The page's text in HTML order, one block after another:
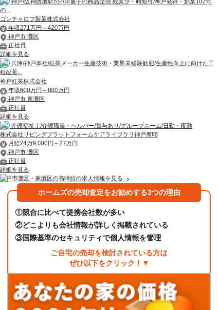
神戸/阪神西灘駅5分/洋菓子の商品企画 残業少・時短可/神戸発祥・創業102年
の...
ゴンチャロフ製菓株式会社
年収271万円～420万円
神戸市 灘区
正社員
詳細を見る
兵庫/神戸本社/紅茶メーカー生産技術・業界未経験歓迎/生産性向上に向けた工
程改善...
神戸紅茶株式会社
年収600万円～800万円
神戸市 東灘区
正社員
詳細を見る
介護福祉士/介護職員・ヘルパー/賞与あり/グループホーム/日勤・夜勤
株式会社リビングプラットフォームケアライブラリ神戸摩耶
月給24万9,000円～27万円
神戸市 灘区
正社員
詳細を見る
神戸市灘区・東灘区の高時給の求人情報を見る
ホームズの売却査定をお勧めする3つの理由
①競合に比べて提携会社数が多い
②どこよりも会社情報が詳しく掲載されている
③国際基準のセキュリティで個人情報を管理
ご自宅の売却を検討されている方は
ぜひ以下をクリック！▼